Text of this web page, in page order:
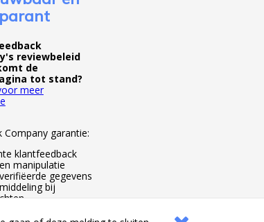
reviewbeleid
de
tot stand?
meer
Company garantie:
klantfeedback
manipulatie
gegevens
bij